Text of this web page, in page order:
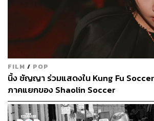
FILM / POP
นิ้ง ชัญญา ร่วมแสดงใน Kung Fu
ภาคแยกของ Shaolin Soccer